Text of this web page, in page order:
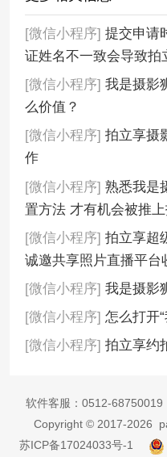
[微信小程序] 提交申请
证姓名不一致会导致拍
[微信小程序] 我是摄影
么价值？
[微信小程序] 拍立享摄
作
[微信小程序] 熟悉我是
置方法 才有机会被推
[微信小程序] 拍立享超
诚邀共享照片直播平台
[微信小程序] 我是摄影
[微信小程序] 怎么打开
[微信小程序] 拍立享约
软件客服： 0512-68750019
Copyright © 2017-2026
苏ICP备17024033号-1